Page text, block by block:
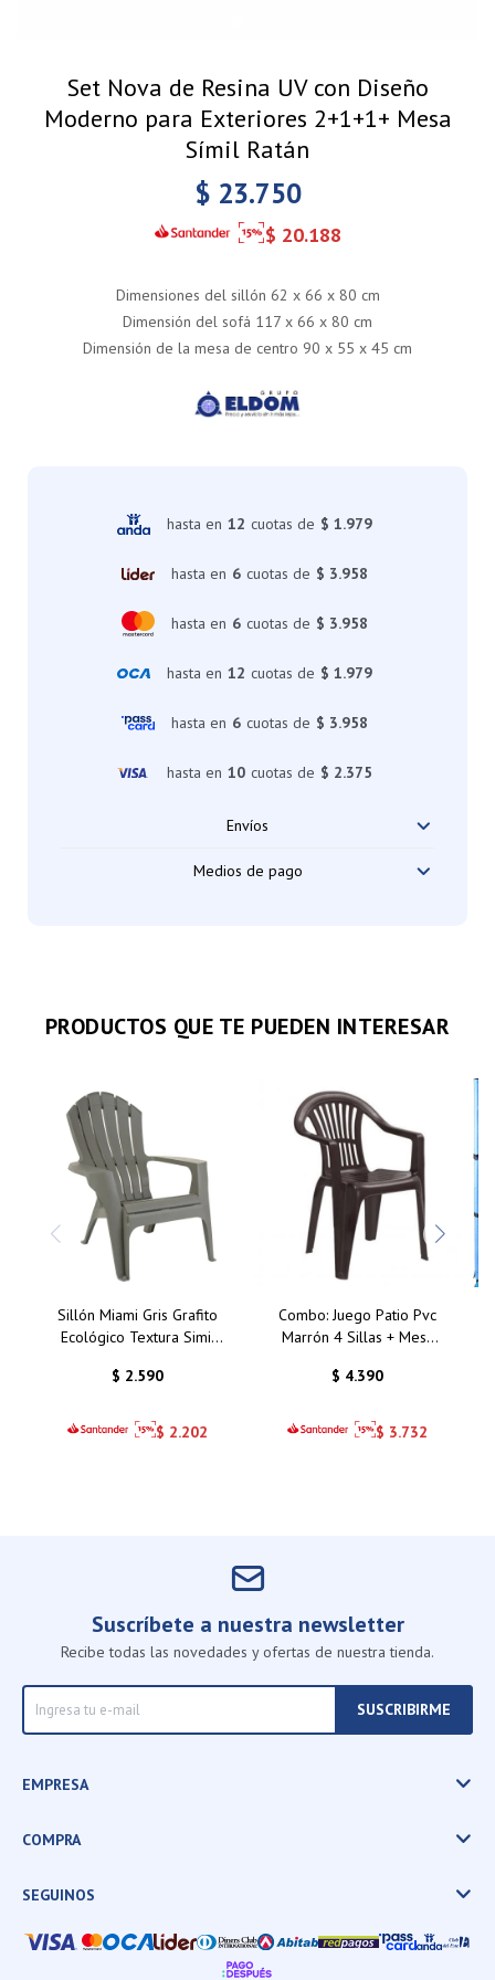
Set Nova de Resina UV con Diseño
Moderno para Exteriores 2+1+1+ Mesa
Símil Ratán
$ 23.750
$ 20.188
Dimensiones del sillón 62 x 66 x 80 cm
Dimensión del sofá 117 x 66 x 80 cm
Dimensión de la mesa de centro 90 x 55 x 45 cm
hasta en 12 cuotas de $ 1.979
hasta en 6 cuotas de $ 3.958
hasta en 6 cuotas de $ 3.958
hasta en 12 cuotas de $ 1.979
hasta en 6 cuotas de $ 3.958
hasta en 10 cuotas de $ 2.375
Envíos
Medios de pago
PRODUCTOS QUE TE PUEDEN INTERESAR
Sillón Miami Gris Grafito
Ecológico Textura Simil
$ 2.590
$ 2.202
Combo: Juego Patio Pvc
Marrón 4 Sillas + Mesa
$ 4.390
$ 3.732
Suscríbete a nuestra newsletter
Recibe todas las novedades y ofertas de nuestra tienda.
SUSCRIBIRME
EMPRESA
COMPRA
SEGUINOS